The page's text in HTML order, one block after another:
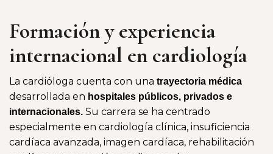
Formación y experiencia
internacional en cardiología
La cardióloga cuenta con una trayectoria médica
desarrollada en hospitales públicos, privados e
internacionales. Su carrera se ha centrado
especialmente en cardiología clínica, insuficiencia
cardíaca avanzada, imagen cardíaca, rehabilitación